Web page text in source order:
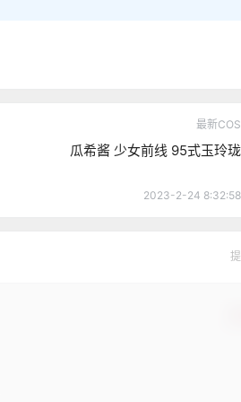
最新COS
瓜希酱 少女前线 95式玉玲珑
2023-2-24 8:32:58